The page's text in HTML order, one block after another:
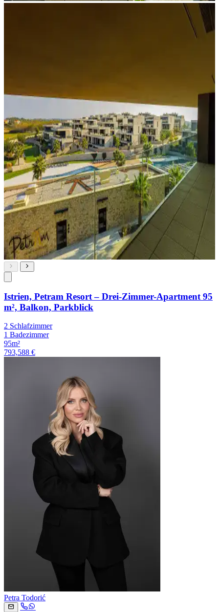
Istrien, Petram Resort – Drei-Zimmer-Apartment 95
m², Balkon, Parkblick
2 Schlafzimmer
1 Badezimmer
95m²
793,588 €
Petra Todorić